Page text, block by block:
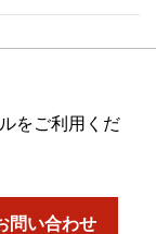
をご利用くだ
問い合わせ